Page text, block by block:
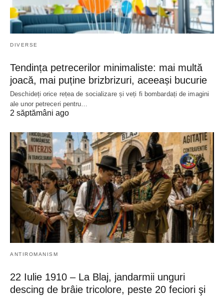
DIVERSE
Tendința petrecerilor minimaliste: mai multă
joacă, mai puține brizbrizuri, aceeași bucurie
Deschideți orice rețea de socializare și veți fi bombardați de imagini
ale unor petreceri pentru…
2 săptămâni ago
ANTIROMANISM
22 Iulie 1910 – La Blaj, jandarmii unguri
descing de brâie tricolore, peste 20 feciori şi